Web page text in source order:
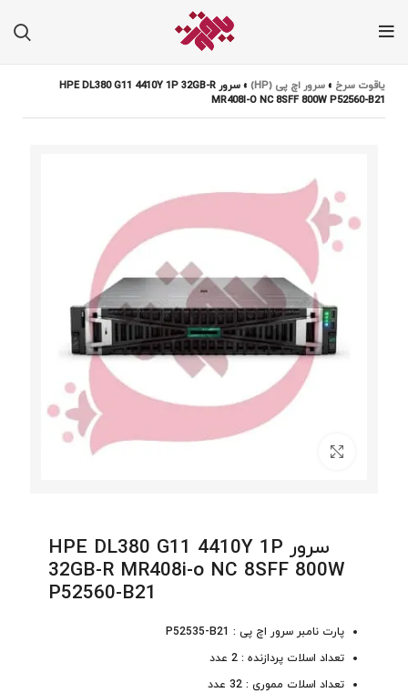
یاقوت سرخ »سرور اچ پی (HP) »
سرور HPE DL380 G11 4410Y 1P 32GB-R
MR408I-O NC 8SFF 800W P52560-B21
سرور HPE DL380 G11 4410Y 1P
32GB-R MR408i-o NC 8SFF 800W
P52560-B21
پارت نامبر سرور اچ پی : P52535-B21
تعداد اسلات پردازنده : 2 عدد
تعداد اسلات مموری : 32 عدد